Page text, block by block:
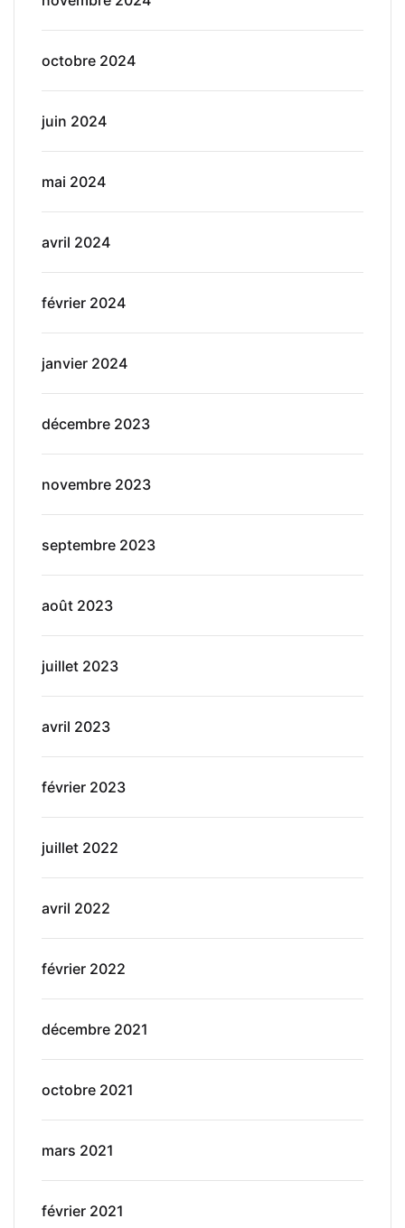
octobre 2024
juin 2024
mai 2024
avril 2024
février 2024
janvier 2024
décembre 2023
novembre 2023
septembre 2023
août 2023
juillet 2023
avril 2023
février 2023
juillet 2022
avril 2022
février 2022
décembre 2021
octobre 2021
mars 2021
février 2021